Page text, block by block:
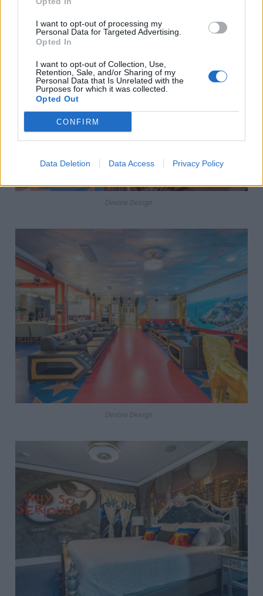
I want to opt-out of processing my
Personal Data for Targeted Advertising.
Opted In
I want to opt-out of Collection, Use,
Retention, Sale, and/or Sharing of my
Personal Data that Is Unrelated with the
Purposes for which it was collected.
Opted Out
CONFIRM
Data Deletion Data Access Privacy Policy